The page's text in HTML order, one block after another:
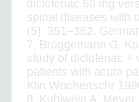
diclofenac 50 mg
spinal diseases with
(5): 351–362.
7. Brüggemann G,
study of diclofenac +
patients with acute
Klin Wochenschr
8. Kuhlwein A,